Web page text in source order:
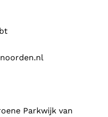
Parkwijk van